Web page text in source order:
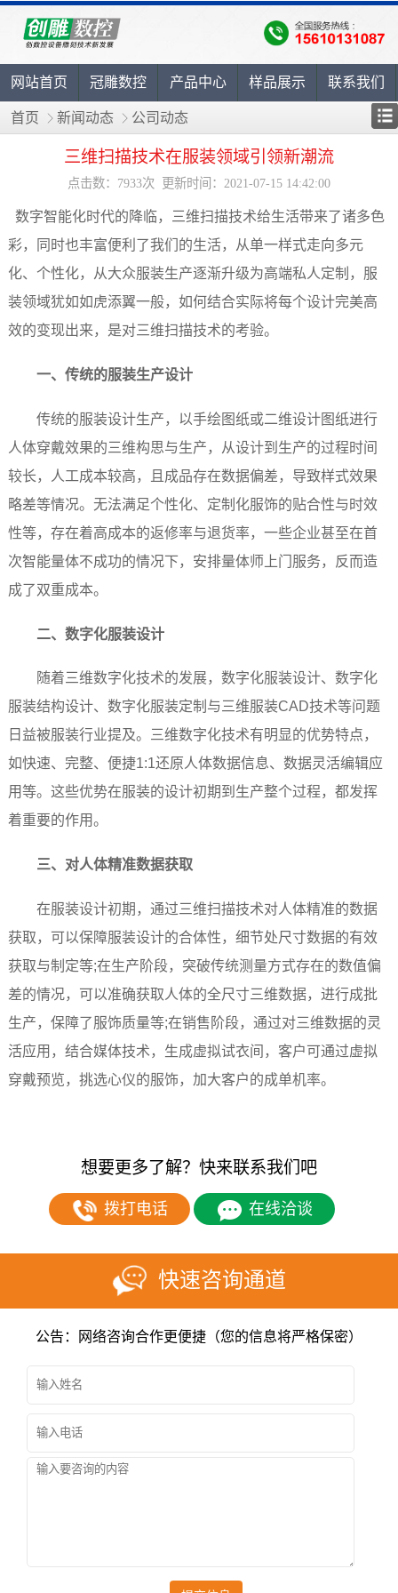
网站首页 冠雕数控 产品中心 样品展示 联系我们
首页 新闻动态 公司动态
三维扫描技术在服装领域引领新潮流
点击数：7933次 更新时间：2021-07-15 14:42:00
数字智能化时代的降临，三维扫描技术给生活带来了诸多色
彩，同时也丰富便利了我们的生活，从单一样式走向多元
化、个性化，从大众服装生产逐渐升级为高端私人定制，服
装领域犹如如虎添翼一般，如何结合实际将每个设计完美高
效的变现出来，是对三维扫描技术的考验。
一、传统的服装生产设计
传统的服装设计生产，以手绘图纸或二维设计图纸进行
人体穿戴效果的三维构思与生产，从设计到生产的过程时间
较长，人工成本较高，且成品存在数据偏差，导致样式效果
略差等情况。无法满足个性化、定制化服饰的贴合性与时效
性等，存在着高成本的返修率与退货率，一些企业甚至在首
次智能量体不成功的情况下，安排量体师上门服务，反而造
成了双重成本。
二、数字化服装设计
随着三维数字化技术的发展，数字化服装设计、数字化
服装结构设计、数字化服装定制与三维服装CAD技术等问题
日益被服装行业提及。三维数字化技术有明显的优势特点，
如快速、完整、便捷1:1还原人体数据信息、数据灵活编辑应
用等。这些优势在服装的设计初期到生产整个过程，都发挥
着重要的作用。
三、对人体精准数据获取
在服装设计初期，通过三维扫描技术对人体精准的数据
获取，可以保障服装设计的合体性，细节处尺寸数据的有效
获取与制定等;在生产阶段，突破传统测量方式存在的数值偏
差的情况，可以准确获取人体的全尺寸三维数据，进行成批
生产，保障了服饰质量等;在销售阶段，通过对三维数据的灵
活应用，结合媒体技术，生成虚拟试衣间，客户可通过虚拟
穿戴预览，挑选心仪的服饰，加大客户的成单机率。
想要更多了解？快来联系我们吧
拨打电话 在线洽谈
快速咨询通道
公告：网络咨询合作更便捷（您的信息将严格保密）